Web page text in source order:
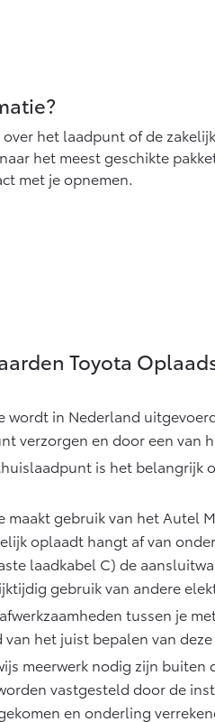
het laadpunt of de
het meest geschikte
met je opnemen.
Toyota
wordt in Nederland
verzorgen en door een van
is het belangrijk
maakt gebruik van het Autel
oplaadt hangt af van
laadkabel C) de
gebruik van andere
tussen je
het juist bepalen van
meerwerk nodig zijn
vastgesteld door de
en onderling